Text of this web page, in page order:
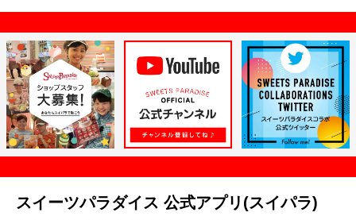
スイーツパラダイス 公式アプリ(スイパラ)